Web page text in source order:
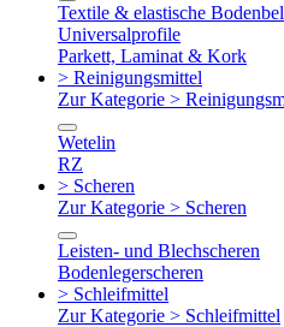
Textile & elastische
Universalprofile
Parkett, Laminat & Kork
> Reinigungsmittel
Zur Kategorie >
Wetelin
RZ
> Scheren
Zur Kategorie > Scheren
Leisten- und Blechscheren
Bodenlegerscheren
> Schleifmittel
Zur Kategorie > Schleifmittel